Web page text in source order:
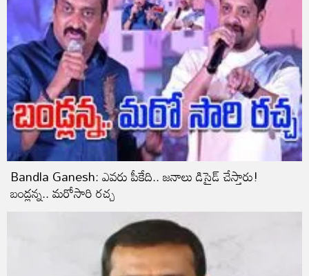
Bandla Ganesh: ఎవ‌రు పీకేది.. జనాలు డిసైడ్ చేస్తారు!
బండ్ల‌న్న.. మ‌రోసారి ర‌చ్చ‌